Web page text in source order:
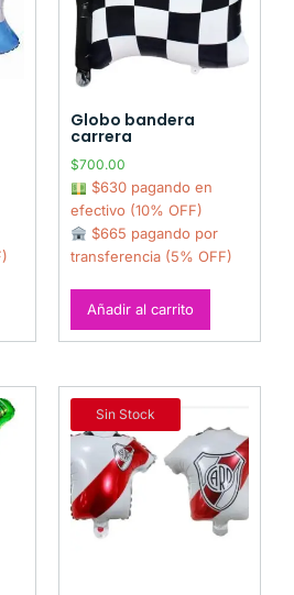
Globo bandera
carrera
$700.00
$630 pagando en
efectivo (10% OFF)
$665 pagando por
transferencia (5% OFF)
Añadir al carrito
Sin Stock